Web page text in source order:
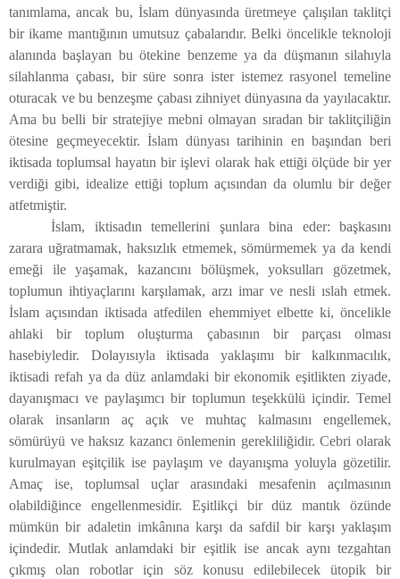
tanımlama, ancak bu, İslam dünyasında üretmeye çalışılan taklitçi
bir ikame mantığının umutsuz çabalarıdır. Belki öncelikle teknoloji
alanında başlayan bu ötekine benzeme ya da düşmanın silahıyla
silahlanma çabası, bir süre sonra ister istemez rasyonel temeline
oturacak ve bu benzeşme çabası zihniyet dünyasına da yayılacaktır.
Ama bu belli bir stratejiye mebni olmayan sıradan bir taklitçiliğin
ötesine geçmeyecektir. İslam dünyası tarihinin en başından beri
iktisada toplumsal hayatın bir işlevi olarak hak ettiği ölçüde bir yer
verdiği gibi, idealize ettiği toplum açısından da olumlu bir değer
atfetmiştir.
İslam, iktisadın temellerini şunlara bina eder: başkasını
zarara uğratmamak, haksızlık etmemek, sömürmemek ya da kendi
emeği ile yaşamak, kazancını bölüşmek, yoksulları gözetmek,
toplumun ihtiyaçlarını karşılamak, arzı imar ve nesli ıslah etmek.
İslam açısından iktisada atfedilen ehemmiyet elbette ki, öncelikle
ahlaki bir toplum oluşturma çabasının bir parçası olması
hasebiyledir. Dolayısıyla iktisada yaklaşımı bir kalkınmacılık,
iktisadi refah ya da düz anlamdaki bir ekonomik eşitlikten ziyade,
dayanışmacı ve paylaşımcı bir toplumun teşekkülü içindir. Temel
olarak insanların aç açık ve muhtaç kalmasını engellemek,
sömürüyü ve haksız kazancı önlemenin gerekliliğidir. Cebri olarak
kurulmayan eşitçilik ise paylaşım ve dayanışma yoluyla gözetilir.
Amaç ise, toplumsal uçlar arasındaki mesafenin açılmasının
olabildiğince engellenmesidir. Eşitlikçi bir düz mantık özünde
mümkün bir adaletin imkânına karşı da safdil bir karşı yaklaşım
içindedir. Mutlak anlamdaki bir eşitlik ise ancak aynı tezgahtan
çıkmış olan robotlar için söz konusu edilebilecek ütopik bir